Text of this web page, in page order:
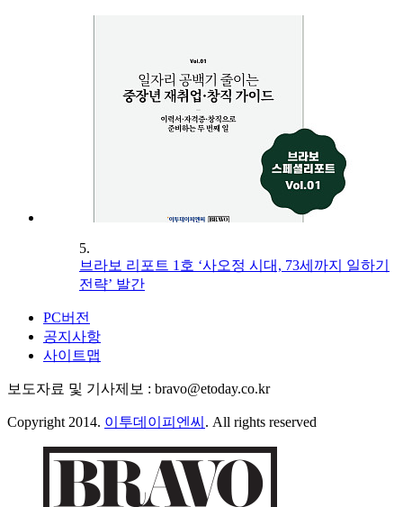
5.
브라보 리포트 1호 ‘사오정 시대, 73세까지 일하기
전략’ 발간
PC버전
공지사항
사이트맵
보도자료 및 기사제보 : bravo@etoday.co.kr
Copyright 2014. 이투데이피엔씨 . All rights reserved